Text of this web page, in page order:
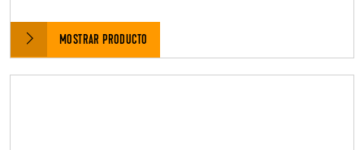
MOSTRAR PRODUCTO